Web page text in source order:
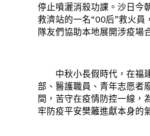
停止噴灑消殺功課。沙日今
救濟站的一名“00后”救火員
隊友們協助本地展開涉疫場
中秋小長假時代，在福
部、醫護職員、青年志愿者
間，苦守在疫情防控一線，
牢防疫平安樊籬進獻本身的